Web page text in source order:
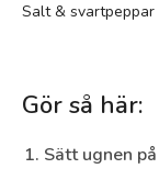
Salt & svartpeppar
Gör så här:
Sätt ugnen